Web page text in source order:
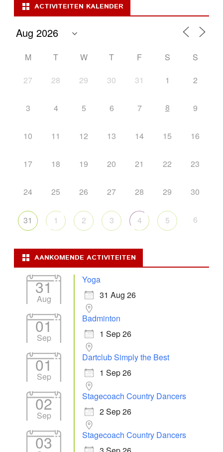
ACTIVITEITEN KALENDER
M T W T F S
S
27
28 29 30 31 1 2
3 4 5 6 7 8 9
10 11 12 13 14 15 16
17 18 19 20 21 22 23
24 25 26 27 28 29 30
31 1 2 3 4 5 6
AANKOMENDE ACTIVITEITEN
31
Aug
Yoga
31 Aug 26
01
Sep
Badminton
1 Sep 26
01
Sep
Dartclub Simply the Best
1 Sep 26
02
Sep
Stagecoach Country Dancers
2 Sep 26
03
Stagecoach Country Dancers